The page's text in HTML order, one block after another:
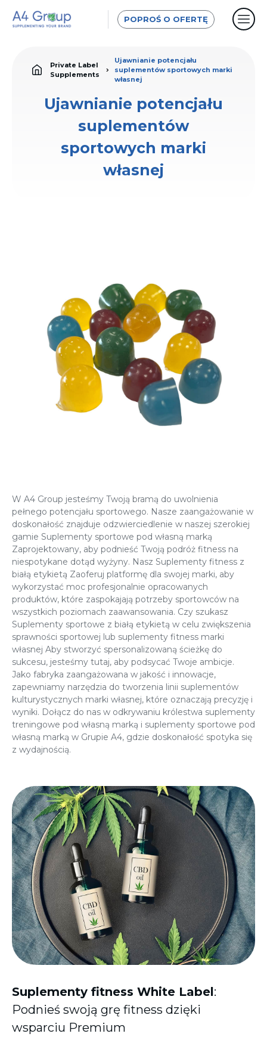
POPROŚ O OFERTĘ
Private Label
Supplements
Ujawnianie potencjału
suplementów sportowych marki
własnej
Ujawnianie potencjału
suplementów
sportowych marki
własnej
W A4 Group jesteśmy Twoją bramą do uwolnienia
pełnego potencjału sportowego. Nasze zaangażowanie w
doskonałość znajduje odzwierciedlenie w naszej szerokiej
gamie Suplementy sportowe pod własną marką
Zaprojektowany, aby podnieść Twoją podróż fitness na
niespotykane dotąd wyżyny. Nasz Suplementy fitness z
białą etykietą Zaoferuj platformę dla swojej marki, aby
wykorzystać moc profesjonalnie opracowanych
produktów, które zaspokajają potrzeby sportowców na
wszystkich poziomach zaawansowania. Czy szukasz
Suplementy sportowe z białą etykietą w celu zwiększenia
sprawności sportowej lub suplementy fitness marki
własnej Aby stworzyć spersonalizowaną ścieżkę do
sukcesu, jesteśmy tutaj, aby podsycać Twoje ambicje.
Jako fabryka zaangażowana w jakość i innowacje,
zapewniamy narzędzia do tworzenia linii suplementów
kulturystycznych marki własnej, które oznaczają precyzję i
wyniki. Dołącz do nas w odkrywaniu królestwa suplementy
treningowe pod własną marką i suplementy sportowe pod
własną marką w Grupie A4, gdzie doskonałość spotyka się
z wydajnością.
Suplementy fitness White Label :
Podnieś swoją grę fitness dzięki
wsparciu Premium